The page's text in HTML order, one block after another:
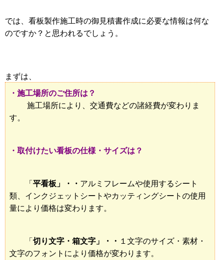
では、看板製作施工時の御見積書作成に必要な情報は何な
のですか？と思われるでしょう。
まずは、
・施工場所のご住所は？
施工場所により、交通費などの諸経費が変わりま
す。
・取付けたい看板の仕様・サイズは？
「平看板」・・ アルミフレームや使用するシート
類、インクジェットシートやカッティングシートの使用
量により価格は変わります。
「切り文字・箱文字」・・ １文字のサイズ・素材・
文字のフォントにより価格が変わります。